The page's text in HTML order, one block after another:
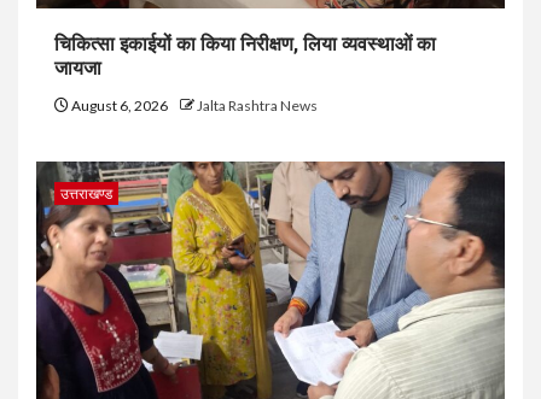
चिकित्सा इकाईयों का किया निरीक्षण, लिया व्यवस्थाओं का
जायजा
August 6, 2026 Jalta Rashtra News
उत्तराखण्ड